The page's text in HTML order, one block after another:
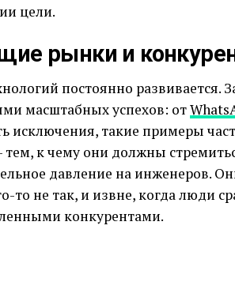
цели.
рынки и
постоянно развивается.
масштабных успехов: от
исключения, такие примеры
тем, к чему они должны
давление на инженеров.
то не так, и извне, когда люди
конкурентами.